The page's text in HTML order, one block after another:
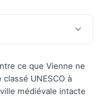
de Krems
de Krems
ce que Vienne ne
UNESCO à
médiévale intacte